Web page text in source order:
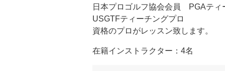
日本プロゴルフ協会会員　PGAティ
USGTFティーチングプロ
資格のプロがレッスン致します。
在籍インストラクター：4名